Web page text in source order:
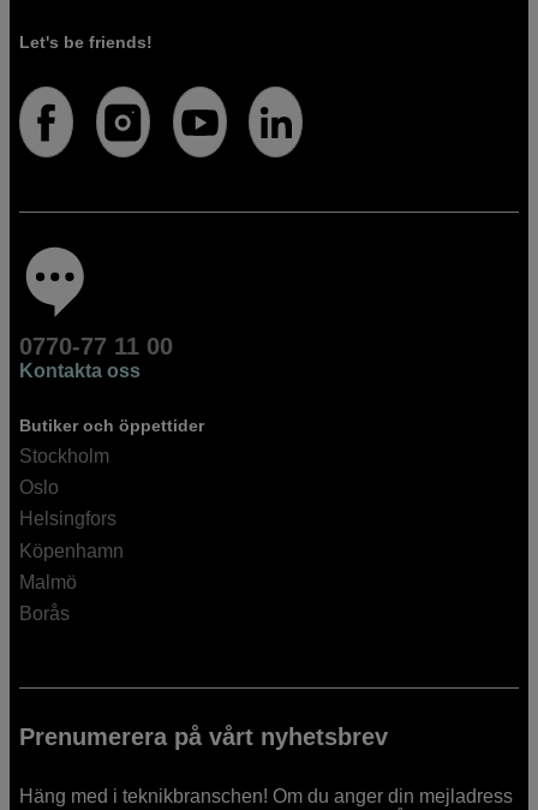
Let's be friends!
0770-77 11 00
Kontakta oss
Butiker och öppettider
Stockholm
Oslo
Helsingfors
Köpenhamn
Malmö
Borås
Prenumerera på vårt nyhetsbrev
Häng med i teknikbranschen! Om du anger din mejladress